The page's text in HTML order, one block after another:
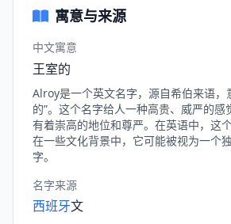
寓意与来源
中文寓意
王室的
Alroy是一个英文名字，源自希伯来语，
的”。这个名字给人一种高贵、威严的感
有着崇高的地位和尊严。在英语中，这
在一些文化背景中，它可能被视为一个
字。
名字来源
西班牙文